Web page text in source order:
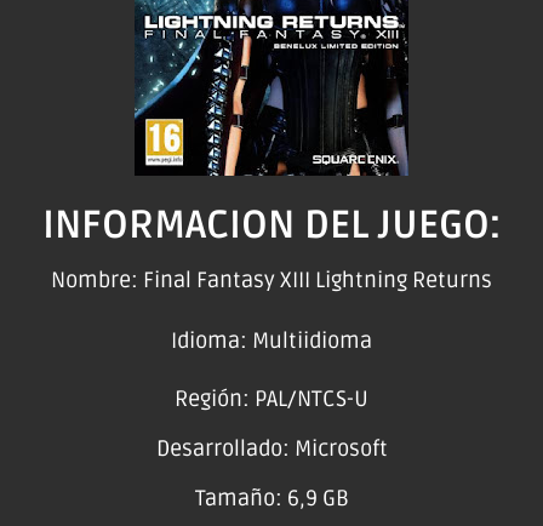
INFORMACION DEL JUEGO:
Nombre: Final Fantasy XIII Lightning Returns
Idioma: Multiidioma
Región: PAL/NTCS-U
Desarrollado: Microsoft
Tamaño: 6,9 GB